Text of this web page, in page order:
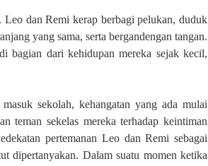
Leo dan Remi kerap berbagi pelukan, duduk
yang sama, serta bergandengan tangan.
bagian dari kehidupan mereka sejak kecil,
sekolah, kehangatan yang ada mulai
teman sekelas mereka terhadap keintiman
pertemanan Leo dan Remi sebagai
dipertanyakan. Dalam suatu momen ketika